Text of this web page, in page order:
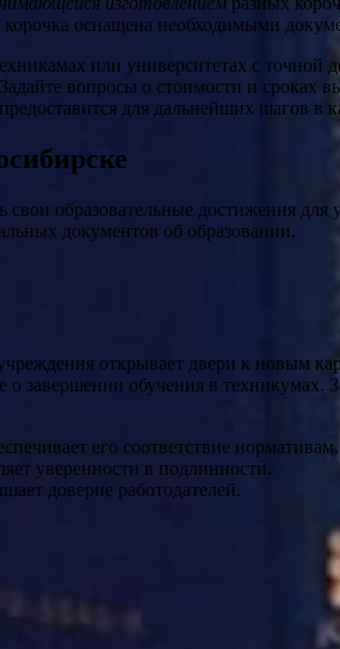
оснащена необходимыми
или университетах с
вопросы о стоимости и сроках
для дальнейших шагов в
образовательные достижения
документов об образовании.
открывает двери к новым
завершении обучения в техникумах.
его соответствие нормативам.
уверенности в подлинности.
доверие работодателей.